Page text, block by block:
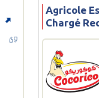
Agricole
Chargé